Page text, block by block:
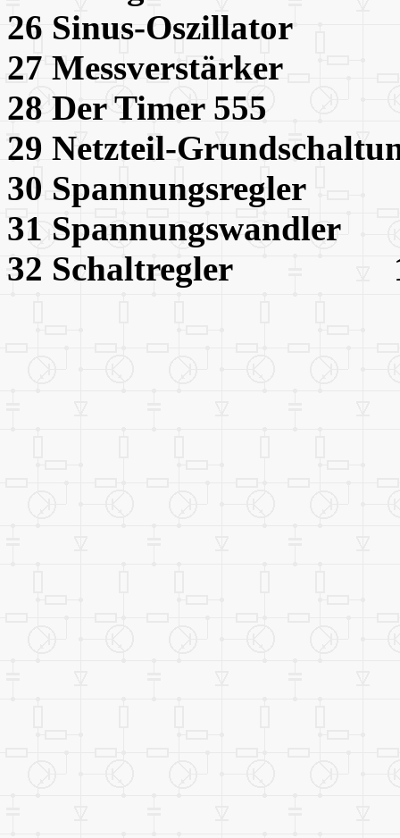
26 Sinus-
27
28 Der Timer
29 Netzteil-
30
31
32 Schaltregler